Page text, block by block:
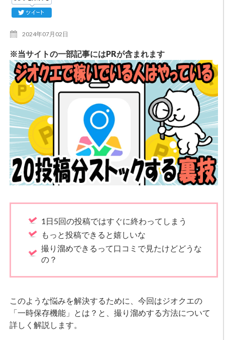
2024年07月02日
※当サイトの一部記事にはPRが含まれます
1日5回の投稿ではすぐに終わってしまう
もっと投稿できると嬉しいな
撮り溜めできるって口コミで見たけどどうな
の？
このような悩みを解決するために、今回はジオクエの
「一時保存機能」とは？と、撮り溜めする方法について
詳しく解説します。